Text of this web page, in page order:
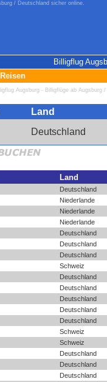
/ Deutschland sicher online.
Billigflug
Augsburg - Billigflüge ab Augsburg
Land
Deutschland
Land
Deutschland
Niederlande
Niederlande
Niederlande
Deutschland
Deutschland
Deutschland
Schweiz
Deutschland
Deutschland
Deutschland
Deutschland
Deutschland
Schweiz
Schweiz
Deutschland
Deutschland
Deutschland